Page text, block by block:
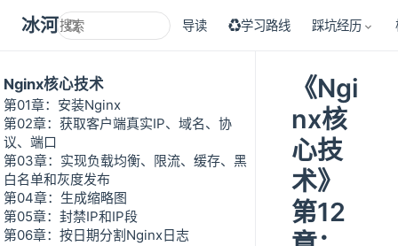
冰河技术 导读 ♻学习路线 踩坑经历
Nginx核心技术
第01章：安装Nginx
第02章：获取客户端真实IP、域名、协
议、端口
第03章：实现负载均衡、限流、缓存、黑
白名单和灰度发布
第04章：生成缩略图
第05章：封禁IP和IP段
第06章：按日期分割Nginx日志
《Ngi
nx核
心技
术》
第12